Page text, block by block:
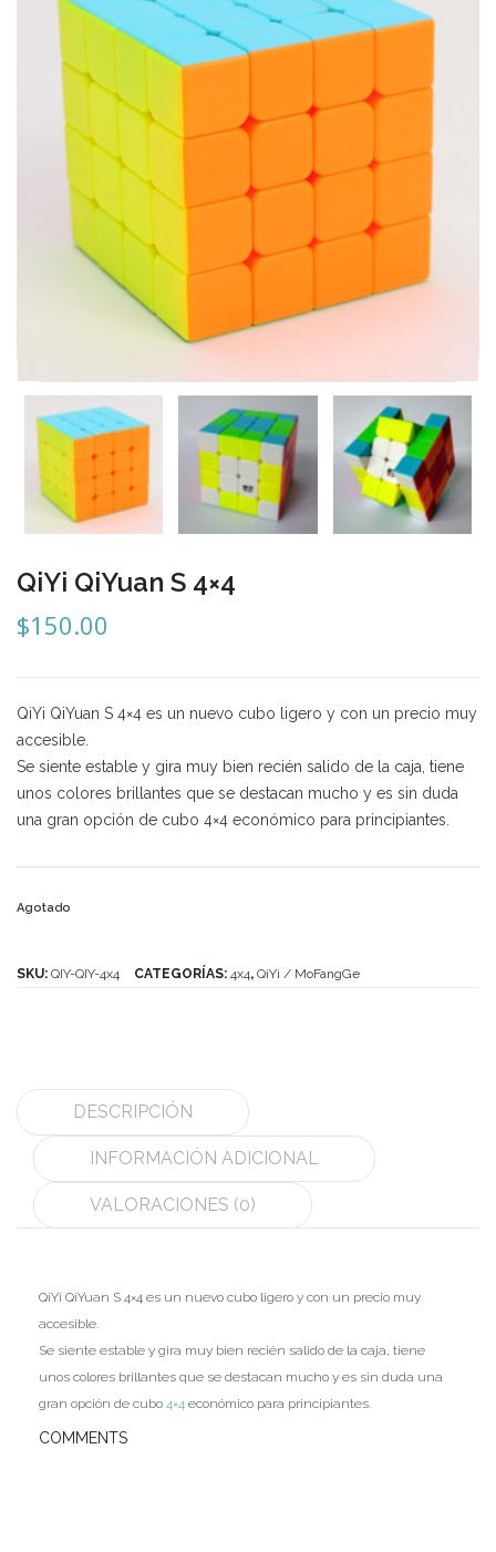
Carni
DaYan
DianSheng
FangShi
Fidget Cube
Lim
MoHuanShoSu
MoJue
Mozhi
Okamoto
QJ
Quick Finger
Very Puzzle
Cyclone Boy’s
Gan’s
LanLan
The Valk
YanCheng
YuXin
Z-Cube
Mods
QiYi QiYuan S 4×4
$150.00
QiYi QiYuan S 4×4 es un nuevo cubo ligero y con un precio muy
accesible.
Se siente estable y gira muy bien recién salido de la caja, tiene
unos colores brillantes que se destacan mucho y es sin duda
una gran opción de cubo 4×4 económico para principiantes.
Agotado
SKU: QIY-QIY-4x4 CATEGORÍAS: 4x4, QiYi / MoFangGe
DESCRIPCIÓN
INFORMACIÓN ADICIONAL
VALORACIONES (0)
QiYi QiYuan S 4×4 es un nuevo cubo ligero y con un precio muy
accesible.
Se siente estable y gira muy bien recién salido de la caja, tiene
unos colores brillantes que se destacan mucho y es sin duda una
gran opción de cubo 4×4 económico para principiantes.
COMMENTS